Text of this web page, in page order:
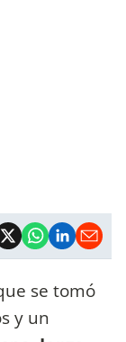
se tomó
y un